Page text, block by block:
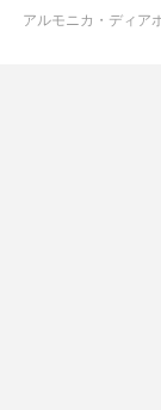
アルモニカ・ディア